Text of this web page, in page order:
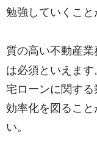
勉強していくこと
質の高い不動産
は必須といえます
宅ローンに関す
効率化を図るこ
い。